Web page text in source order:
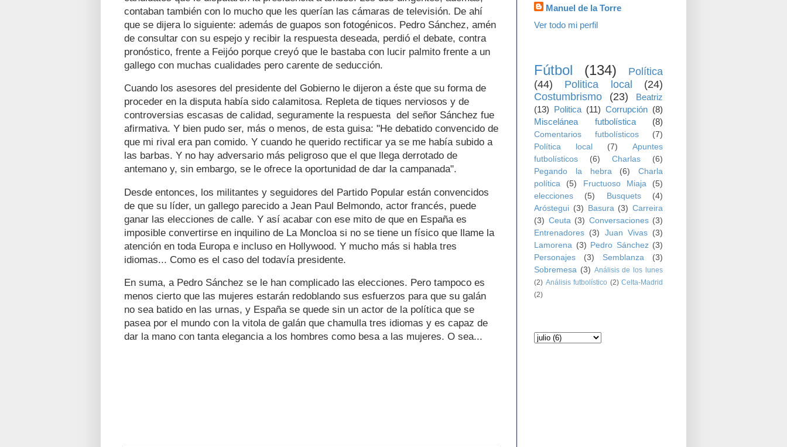
contaban también con lo mucho que les querían las cámaras de televisión. De ahí
que se dijera lo siguiente: además de guapos son fotogénicos. Pedro Sánchez, amén
de consultar con su espejo y recibir la respuesta deseada, perdió el debate, contra
pronóstico, frente a Feijóo porque creyó que le bastaba con lucir palmito frente a un
gallego con muchas cualidades pero carente de seducción.
Cuando los asesores del presidente del Gobierno le dijeron a éste que su forma de
proceder en la disputa había sido calamitosa. Repleta de tiques nerviosos y de
controversias escasas de calidad, seguramente la respuesta del señor Sánchez fue
afirmativa. Y bien pudo ser, más o menos, de esta guisa: "He debatido convencido de
que mi rival era pan comido. Y cuando he querido rectificar ya se me había subido a
las barbas. Y no hay adversario más peligroso que el que llega derrotado de
antemano y, sin embargo, se le ofrece la oportunidad de dar la campanada".
Desde entonces, los militantes y seguidores del Partido Popular están convencidos
de que su líder, un gallego parecido a Jean Paul Belmondo, actor francés, puede
ganar las elecciones de calle. Y así acabar con ese mito de que en España es
imposible convertirse en inquilino de La Moncloa si no se tiene un físico que llame la
atención en toda Europa e incluso en Hollywood. Y mucho más si habla tres
idiomas... Como es el caso del todavía presidente.
En suma, a Pedro Sánchez se le han complicado las elecciones. Pero tampoco es
menos cierto que las mujeres estarán redoblando sus esfuerzos para que su galán
no sea batido en las urnas, y España se quede sin un actor de la política que se
pasea por el mundo con la vitola de galán que chamulla tres idiomas y es capaz de
dar la mano con tanta elegancia a los hombres como besa a las mujeres. O sea...
Manuel de la Torre
Ver todo mi perfil
Fútbol (134)
Política
(44)
Politica local
(24)
Costumbrismo
(23)
Beatriz
(13) Politica (11) Corrupción (8)
Miscelánea futbolística
(8)
Comentarios futbolísticos
(7)
Política local
(7)
Apuntes
futbolísticos
(6) Charlas
(6)
Pegando la hebra
(6)
Charla
política
(5) Fructuoso Miaja
(5)
elecciones
(5) Busquets
(4)
Aróstegui (3) Basura (3) Carreira
(3) Ceuta (3) Conversaciones (3)
Entrenadores (3) Juan Vivas
(3)
Lamorena (3) Pedro Sánchez (3)
Personajes
(3) Semblanza
(3)
Sobremesa (3) Análisis de los lunes
(2) Análisis futbolístico (2) Celta-Madrid
(2)